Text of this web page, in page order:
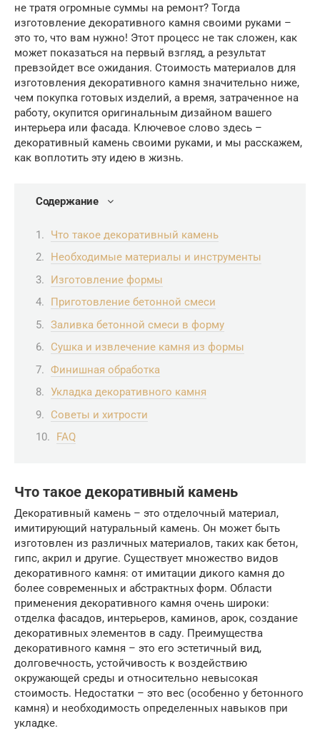
не тратя огромные суммы на ремонт? Тогда
изготовление декоративного камня своими руками –
это то, что вам нужно! Этот процесс не так сложен, как
может показаться на первый взгляд, а результат
превзойдет все ожидания. Стоимость материалов для
изготовления декоративного камня значительно ниже,
чем покупка готовых изделий, а время, затраченное на
работу, окупится оригинальным дизайном вашего
интерьера или фасада. Ключевое слово здесь –
декоративный камень своими руками, и мы расскажем,
как воплотить эту идею в жизнь.
Содержание
Что такое декоративный камень
Необходимые материалы и инструменты
Изготовление формы
Приготовление бетонной смеси
Заливка бетонной смеси в форму
Сушка и извлечение камня из формы
Финишная обработка
Укладка декоративного камня
Советы и хитрости
FAQ
Что такое декоративный камень
Декоративный камень – это отделочный материал,
имитирующий натуральный камень. Он может быть
изготовлен из различных материалов, таких как бетон,
гипс, акрил и другие. Существует множество видов
декоративного камня: от имитации дикого камня до
более современных и абстрактных форм. Области
применения декоративного камня очень широки:
отделка фасадов, интерьеров, каминов, арок, создание
декоративных элементов в саду. Преимущества
декоративного камня – это его эстетичный вид,
долговечность, устойчивость к воздействию
окружающей среды и относительно невысокая
стоимость. Недостатки – это вес (особенно у бетонного
камня) и необходимость определенных навыков при
укладке.